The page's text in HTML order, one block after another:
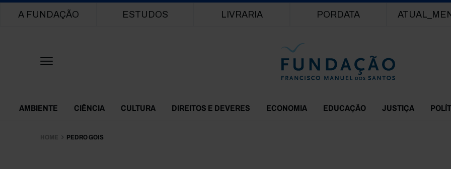
Main navigation
A FUNDAÇÃO ESTUDOS LIVRARIA PORDATA
Themes Menu
AMBIENTE CIÊNCIA CULTURA DIREITOS E DEVERES ECONOMIA EDUCAÇÃO JUSTIÇA
HOME PEDRO GOIS